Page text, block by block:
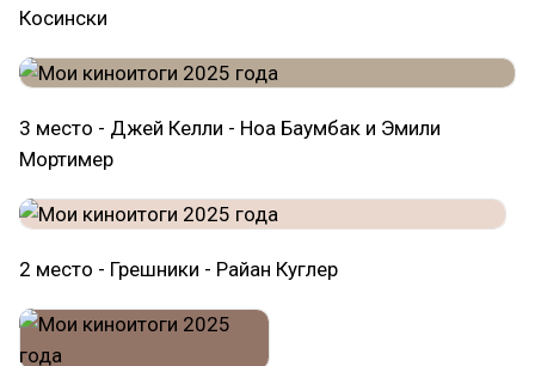
Косински
3 место - Джей Келли - Ноа Баумбак и Эмили
Мортимер
2 место - Грешники - Райан Куглер